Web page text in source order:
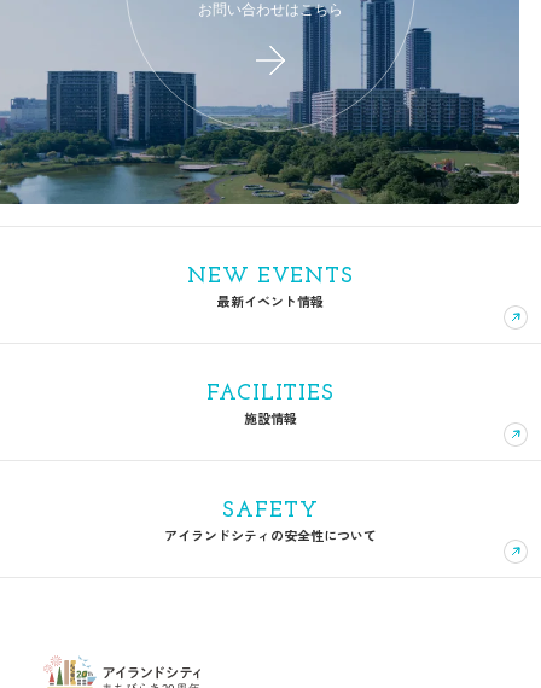
お問い合わせはこちら
NEW EVENTS
最新イベント情報
FACILITIES
施設情報
SAFETY
アイランドシティの安全性について